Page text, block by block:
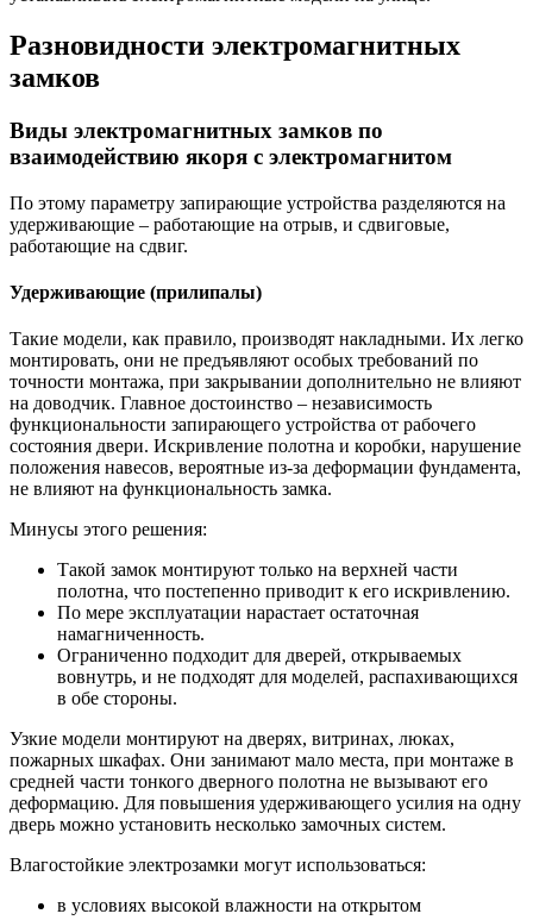
Разновидности электромагнитных
замков
Виды электромагнитных замков по
взаимодействию якоря с электромагнитом
По этому параметру запирающие устройства разделяются на
удерживающие – работающие на отрыв, и сдвиговые,
работающие на сдвиг.
Удерживающие (прилипалы)
Такие модели, как правило, производят накладными. Их легко
монтировать, они не предъявляют особых требований по
точности монтажа, при закрывании дополнительно не влияют
на доводчик. Главное достоинство – независимость
функциональности запирающего устройства от рабочего
состояния двери. Искривление полотна и коробки, нарушение
положения навесов, вероятные из-за деформации фундамента,
не влияют на функциональность замка.
Минусы этого решения:
Такой замок монтируют только на верхней части
полотна, что постепенно приводит к его искривлению.
По мере эксплуатации нарастает остаточная
намагниченность.
Ограниченно подходит для дверей, открываемых
вовнутрь, и не подходят для моделей, распахивающихся
в обе стороны.
Узкие модели монтируют на дверях, витринах, люках,
пожарных шкафах. Они занимают мало места, при монтаже в
средней части тонкого дверного полотна не вызывают его
деформацию. Для повышения удерживающего усилия на одну
дверь можно установить несколько замочных систем.
Влагостойкие электрозамки могут использоваться:
в условиях высокой влажности на открытом